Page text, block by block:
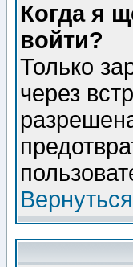
Когда я
войти?
Только
через